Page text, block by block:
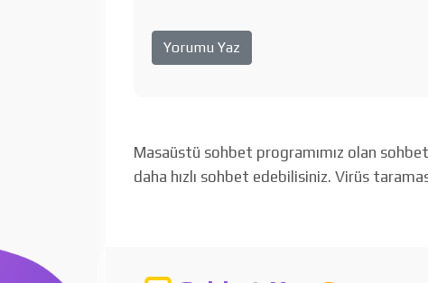
Masaüstü sohbet programımız olan
daha hızlı sohbet edebilisiniz. Virüs